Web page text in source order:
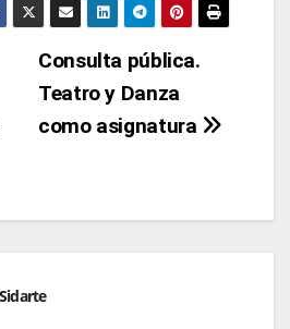
Consulta pública.
Teatro y Danza
como asignatura
Sidarte